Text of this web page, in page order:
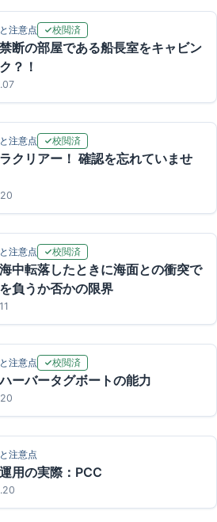
注意点 校閲済
断の部屋である船長室をキャビン
？！
注意点 校閲済
クリアー！ 確認を忘れていませ
注意点 校閲済
中転落したときに海面との衝突で
負うか否かの限界
注意点 校閲済
ーバータグボートの能力
注意点
用の実際：PCC